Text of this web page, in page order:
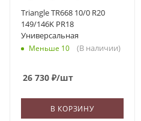
Triangle TR668 10/0 R20
149/146K PR18
Универсальная
Меньше 10 (В наличии)
26 730 ₽/шт
В КОРЗИНУ